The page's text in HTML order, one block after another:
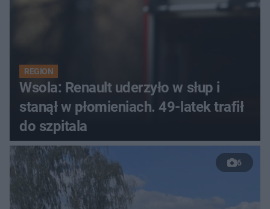
REGION
Wsola: Renault uderzyło w słup i
stanął w płomieniach. 49-latek trafił
do szpitala
6